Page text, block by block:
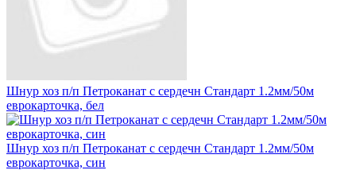
Шнур хоз п/п Петроканат с сердечн Стандарт 1.2мм/50м
еврокарточка, бел
Шнур хоз п/п Петроканат с сердечн Стандарт 1.2мм/50м
еврокарточка, син